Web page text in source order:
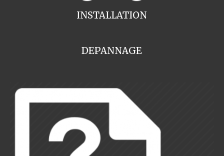
INSTALLATION
DEPANNAGE